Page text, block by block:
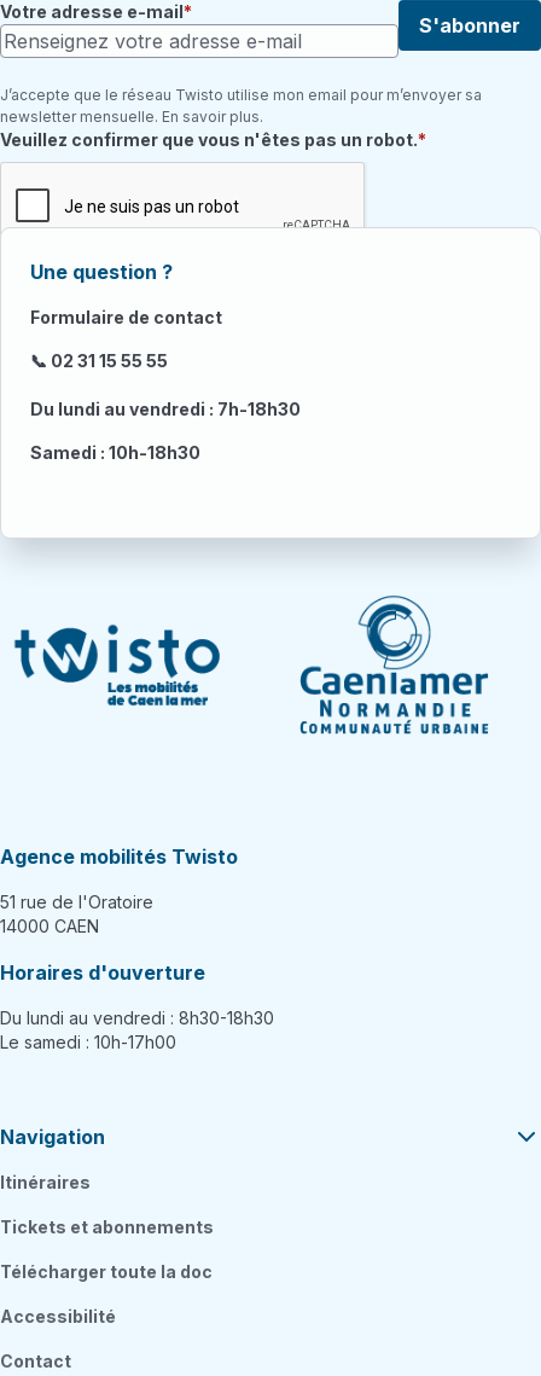
Votre adresse e-mail
S'abonner
J’accepte que le réseau Twisto utilise mon email pour m’envoyer sa
newsletter mensuelle. En savoir plus.
Champ requis
Veuillez confirmer que vous n'êtes pas un robot.
Une question ?
Formulaire de contact
📞 02 31 15 55 55
Du lundi au vendredi : 7h-18h30
Samedi : 10h-18h30
Agence mobilités Twisto
51 rue de l'Oratoire
14000 CAEN
Horaires d'ouverture
Du lundi au vendredi : 8h30-18h30
Le samedi : 10h-17h00
Navigation
Itinéraires
Tickets et abonnements
Télécharger toute la doc
Accessibilité
Contact